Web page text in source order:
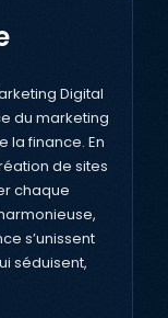
Digital
du marketing
la finance. En
de sites
chaque
s’unissent
séduisent,